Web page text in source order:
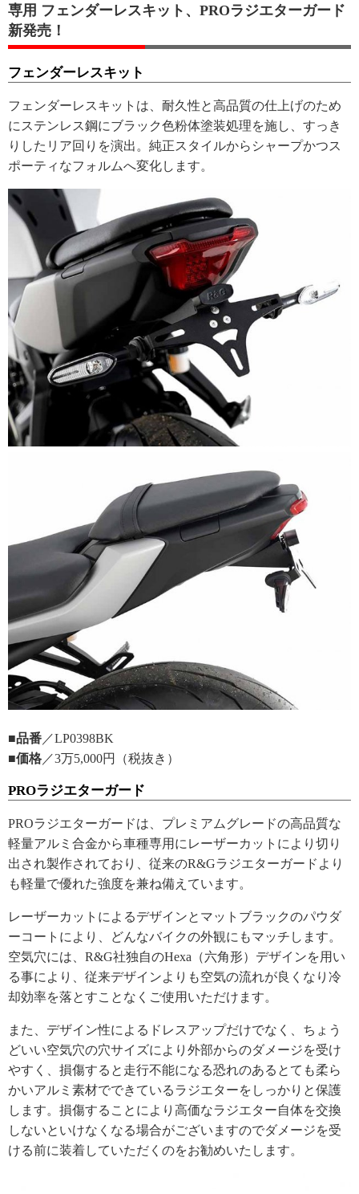
専用 フェンダーレスキット、PROラジエターガード
新発売！
フェンダーレスキット
フェンダーレスキットは、耐久性と高品質の仕上げのため
にステンレス鋼にブラック色粉体塗装処理を施し、すっき
りしたリア回りを演出。純正スタイルからシャープかつス
ポーティなフォルムへ変化します。
■品番／LP0398BK
■価格／3万5,000円（税抜き）
PROラジエターガード
PROラジエターガードは、プレミアムグレードの高品質な
軽量アルミ合金から車種専用にレーザーカットにより切り
出され製作されており、従来のR&Gラジエターガードより
も軽量で優れた強度を兼ね備えています。
レーザーカットによるデザインとマットブラックのパウダ
ーコートにより、どんなバイクの外観にもマッチします。
空気穴には、R&G社独自のHexa（六角形）デザインを用い
る事により、従来デザインよりも空気の流れが良くなり冷
却効率を落とすことなくご使用いただけます。
また、デザイン性によるドレスアップだけでなく、ちょう
どいい空気穴の穴サイズにより外部からのダメージを受け
やすく、損傷すると走行不能になる恐れのあるとても柔ら
かいアルミ素材でできているラジエターをしっかりと保護
します。損傷することにより高価なラジエター自体を交換
しないといけなくなる場合がございますのでダメージを受
ける前に装着していただくのをお勧めいたします。